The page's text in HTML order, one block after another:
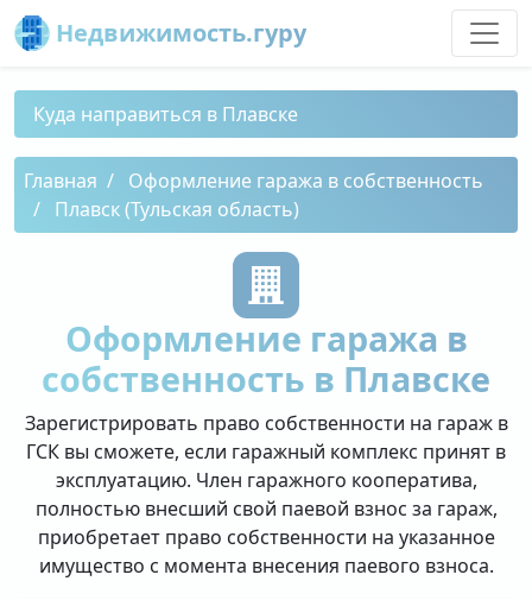
Недвижимость.гуру
Куда направиться в Плавске
Главная
Оформление гаража в собственность
Плавск (Тульская область)
Оформление гаража в
собственность в Плавске
Зарегистрировать право собственности на гараж в
ГСК вы сможете, если гаражный комплекс принят в
эксплуатацию. Член гаражного кооператива,
полностью внесший свой паевой взнос за гараж,
приобретает право собственности на указанное
имущество с момента внесения паевого взноса.